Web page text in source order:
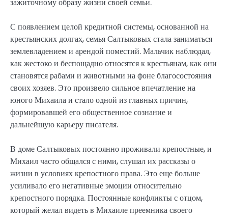
С появлением целой кредитной системы, основанной на
крестьянских долгах, семья Салтыковых стала заниматься
землевладением и арендой поместий. Мальчик наблюдал,
как жестоко и беспощадно относятся к крестьянам, как они
становятся рабами и животными на фоне благосостояния
своих хозяев. Это произвело сильное впечатление на
юного Михаила и стало одной из главных причин,
формировавшей его общественное сознание и
дальнейшую карьеру писателя.
В доме Салтыковых постоянно проживали крепостные, и
Михаил часто общался с ними, слушал их рассказы о
жизни в условиях крепостного права. Это еще больше
усиливало его негативные эмоции относительно
крепостного порядка. Постоянные конфликты с отцом,
который желал видеть в Михаиле преемника своего